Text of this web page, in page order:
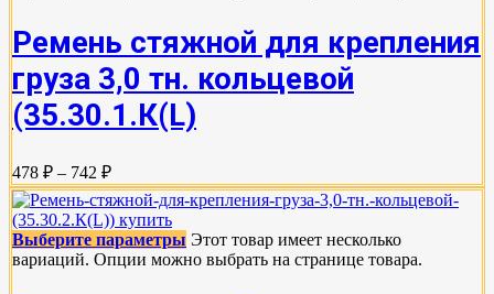
Ремень стяжной для крепления
груза 3,0 тн. кольцевой
(35.30.1.К(L)
478 ₽ – 742 ₽
Выберите параметры Этот товар имеет несколько
вариаций. Опции можно выбрать на странице товара.